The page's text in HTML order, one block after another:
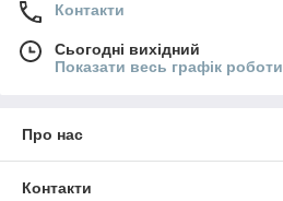
Контакти
Сьогодні вихідний
Показати весь графік роботи
Про нас
Контакти